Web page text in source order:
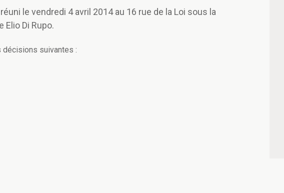
le vendredi 4 avril 2014 au 16 rue de la Loi sous la
Di Rupo.
suivantes :